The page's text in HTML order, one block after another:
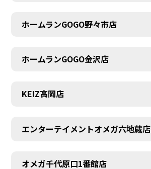
ホームランGOGO野々市店
ホームランGOGO金沢店
KEIZ高岡店
エンターテイメントオメガ六地蔵店
オメガ千代原口1番館店